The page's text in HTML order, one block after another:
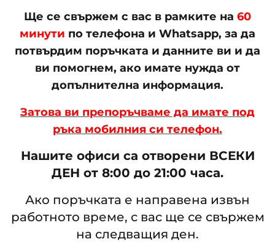
Ще се свържем с вас в рамките на 60
минути по телефона и Whatsapp, за да
потвърдим поръчката и данните ви и да
ви помогнем, ако имате нужда от
допълнителна информация.
Затова ви препоръчваме да имате под
ръка мобилния си телефон.
Нашите офиси са отворени ВСЕКИ
ДЕН от 8:00 до 21:00 часа.
Ако поръчката е направена извън
работното време, с вас ще се свържем
на следващия ден.